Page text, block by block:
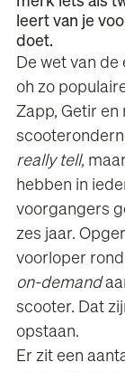
leert van je
doet.
De wet van de
oh zo
Zapp, Getir en
really tell,
hebben in
voorgangers
zes jaar.
voorloper
on-demand
scooter. Dat
opstaan.
Er zit een